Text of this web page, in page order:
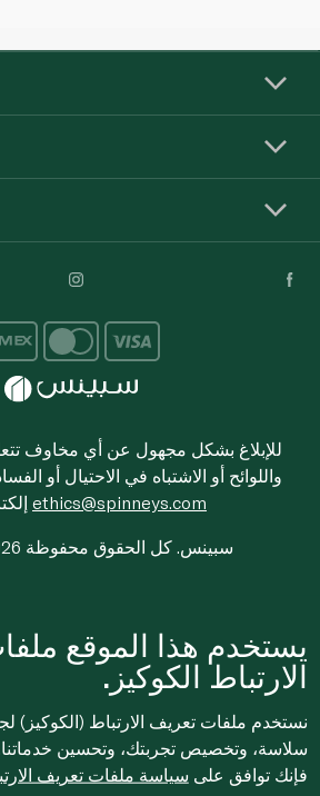
للإبلاغ بشكل مجهول عن أي مخاوف
واللوائح أو الاشتباه في الاحتيال أو
ethics@spinneys.com
© 2020-2026 سبينس. كل الحقوق محفوظة
يستخدم هذا الموقع
الارتباط الكوكيز.
نستخدم ملفات تعريف الارتباط (الكوكيز)
سلاسة، وتخصيص تجربتك، وتحسين
فإنك توافق على سياسة ملفات تعريف